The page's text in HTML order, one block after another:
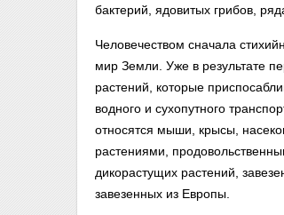
бактерий, ядовитых грибов,
Человечеством сначала
мир Земли. Уже в результате
растений, которые
водного и сухопутного
относятся мыши, крысы,
растениями,
дикорастущих растений,
завезенных из Европы.